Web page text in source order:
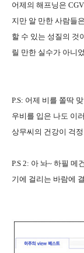
어제의 해프닝은
지만 알 만한 사람들
할 수 있는 성질의 것
릴 만한 실수가 아니
P.S: 어제 비를 쫄딱
우비를 입은 나도 이
상무씨의 건강이 걱
P.S 2: 아 놔~ 하필 메
기에 걸리는 바람에